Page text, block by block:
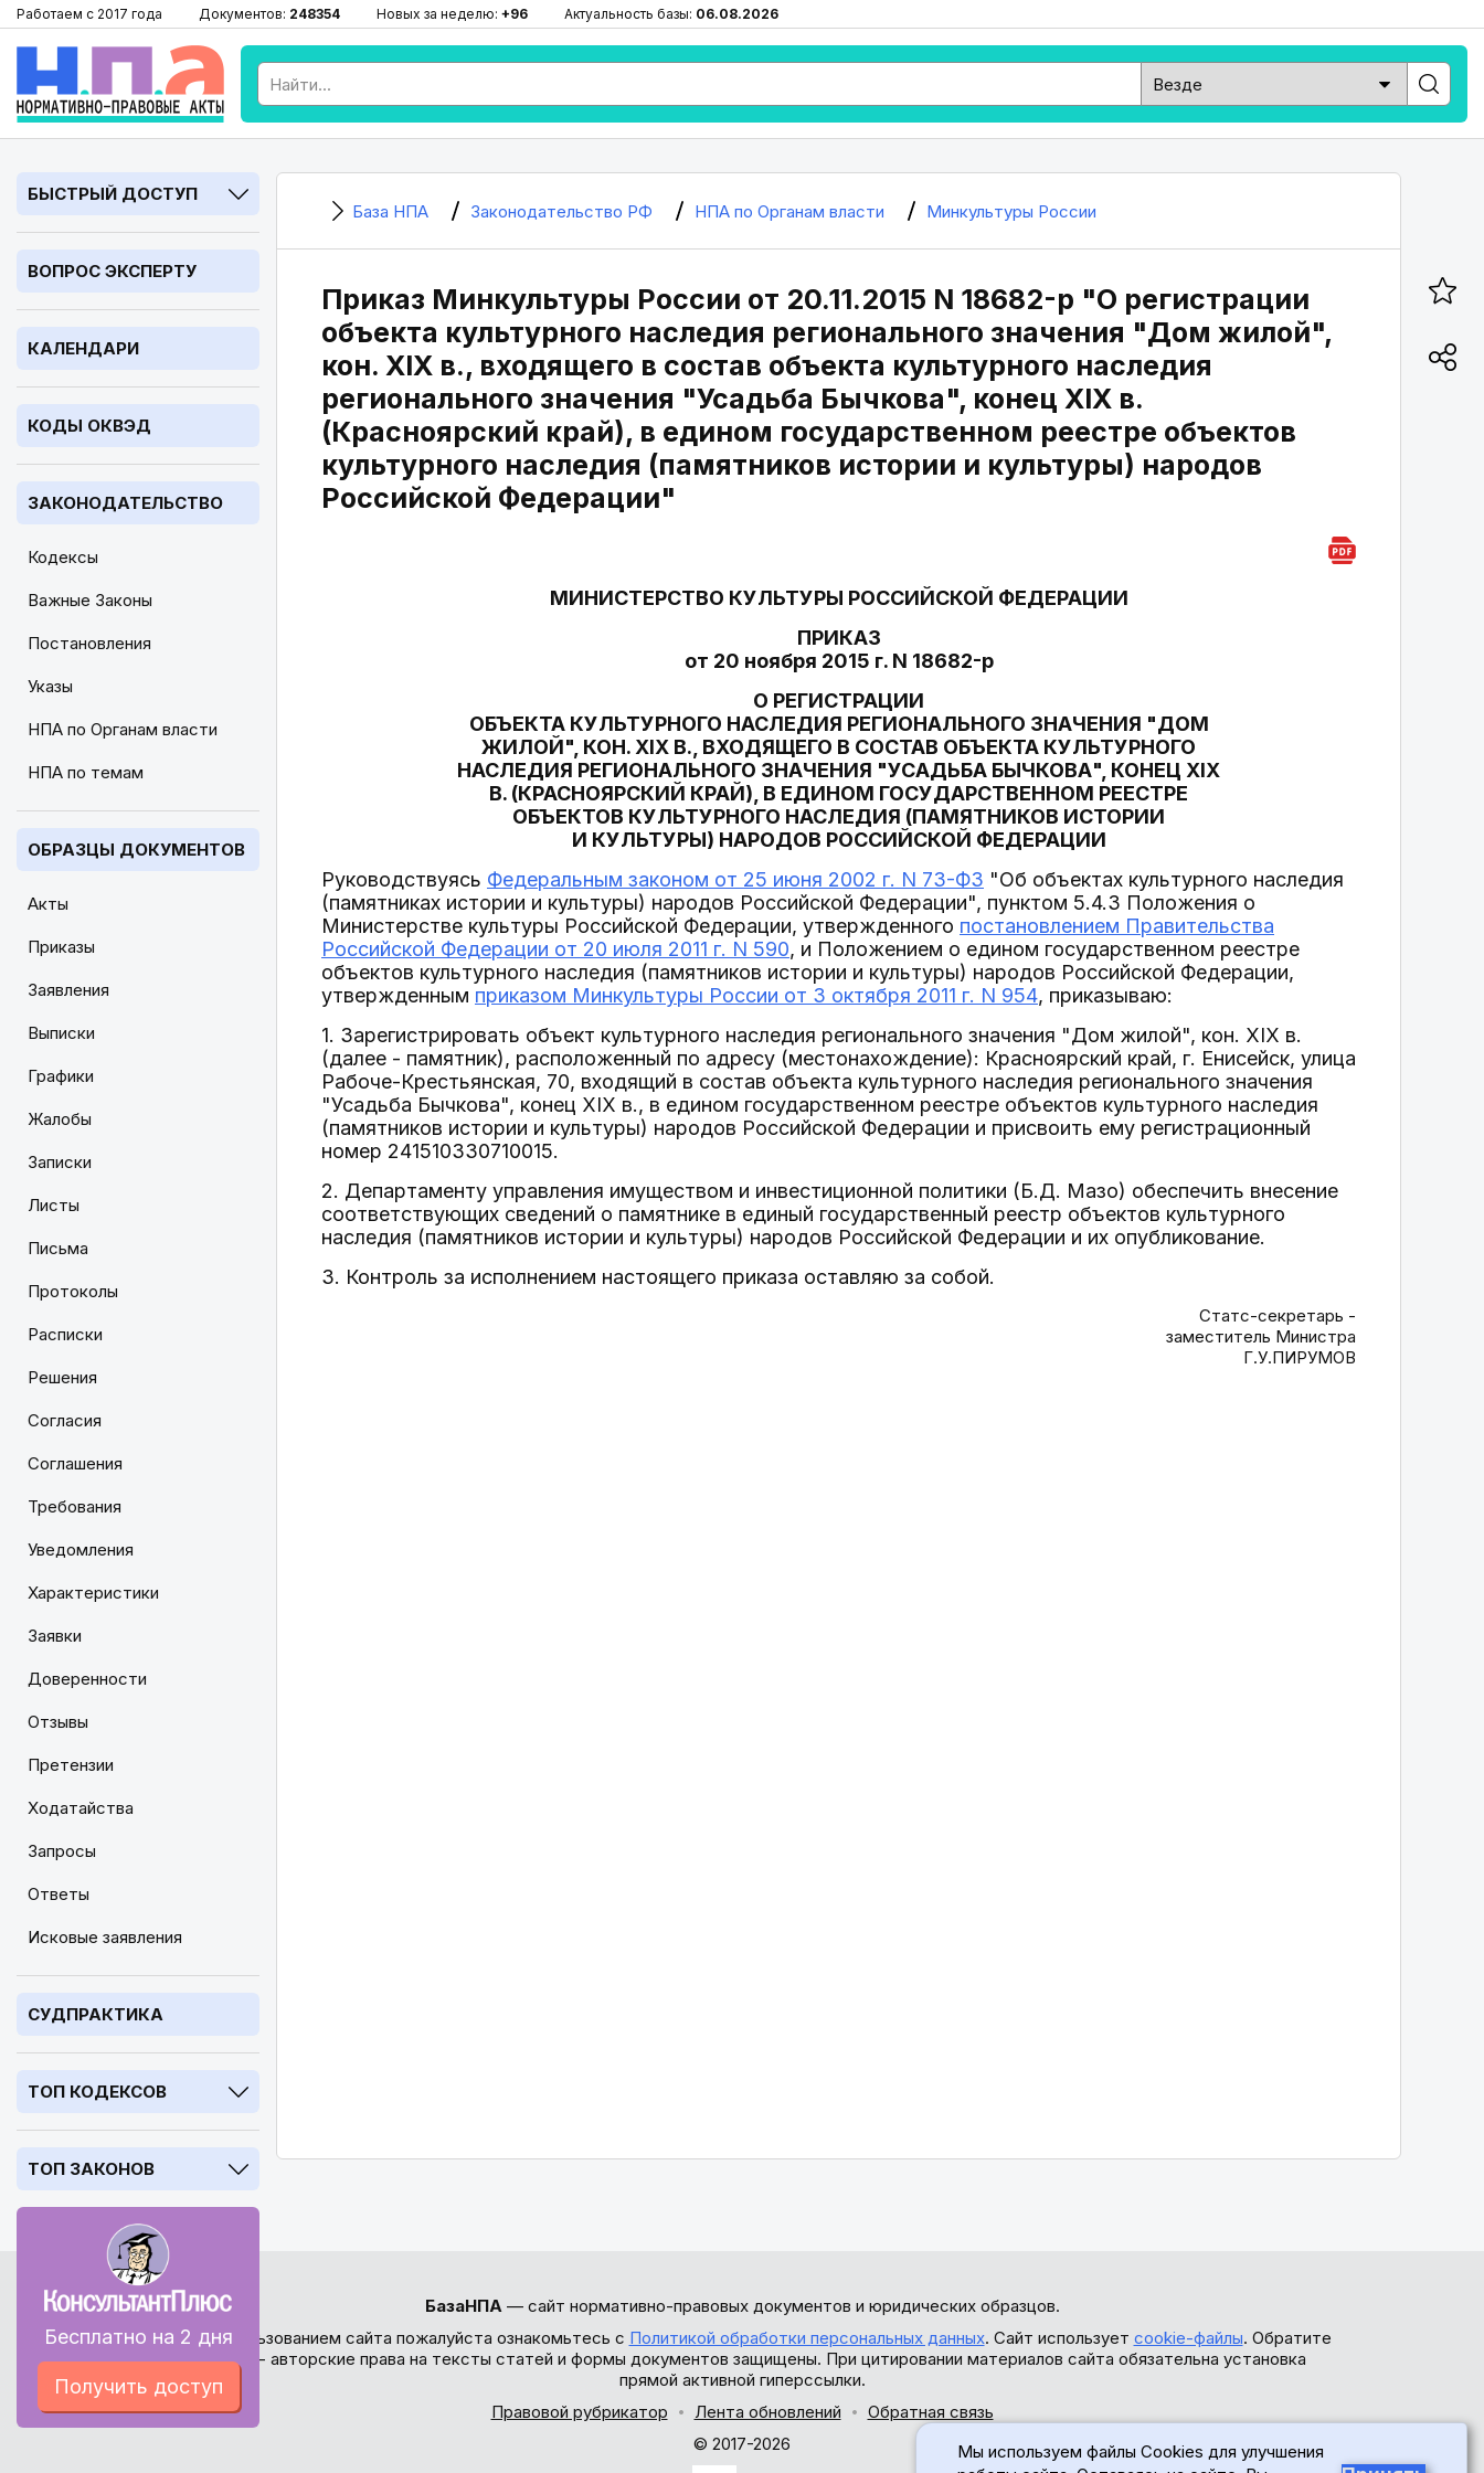
Работаем с 2017 года Документов: 248354 Новых за неделю: +96 Актуальность базы: 06.08.2026
БЫСТРЫЙ ДОСТУП
ВОПРОС ЭКСПЕРТУ
КАЛЕНДАРИ
КОДЫ ОКВЭД
ЗАКОНОДАТЕЛЬСТВО
Кодексы
Важные Законы
Постановления
Указы
НПА по Органам власти
НПА по темам
ОБРАЗЦЫ ДОКУМЕНТОВ
Акты
Приказы
Заявления
Выписки
Графики
Жалобы
Записки
Листы
Письма
Протоколы
Расписки
Решения
Согласия
Соглашения
Требования
Уведомления
Характеристики
Заявки
Доверенности
Отзывы
Претензии
Ходатайства
Запросы
Ответы
Исковые заявления
СУДПРАКТИКА
ТОП КОДЕКСОВ
ТОП ЗАКОНОВ
Бесплатно на 2 дня
Получить доступ
База НПА Законодательство РФ НПА по Органам власти Минкультуры России
Приказ Минкультуры России от 20.11.2015 N 18682-р "О регистрации
объекта культурного наследия регионального значения "Дом жилой",
кон. XIX в., входящего в состав объекта культурного наследия
регионального значения "Усадьба Бычкова", конец XIX в.
(Красноярский край), в едином государственном реестре объектов
культурного наследия (памятников истории и культуры) народов
Российской Федерации"
МИНИСТЕРСТВО КУЛЬТУРЫ РОССИЙСКОЙ ФЕДЕРАЦИИ
ПРИКАЗ
от 20 ноября 2015 г. N 18682-р
О РЕГИСТРАЦИИ
ОБЪЕКТА КУЛЬТУРНОГО НАСЛЕДИЯ РЕГИОНАЛЬНОГО ЗНАЧЕНИЯ "ДОМ
ЖИЛОЙ", КОН. XIX В., ВХОДЯЩЕГО В СОСТАВ ОБЪЕКТА КУЛЬТУРНОГО
НАСЛЕДИЯ РЕГИОНАЛЬНОГО ЗНАЧЕНИЯ "УСАДЬБА БЫЧКОВА", КОНЕЦ XIX
В. (КРАСНОЯРСКИЙ КРАЙ), В ЕДИНОМ ГОСУДАРСТВЕННОМ РЕЕСТРЕ
ОБЪЕКТОВ КУЛЬТУРНОГО НАСЛЕДИЯ (ПАМЯТНИКОВ ИСТОРИИ
И КУЛЬТУРЫ) НАРОДОВ РОССИЙСКОЙ ФЕДЕРАЦИИ
Руководствуясь Федеральным законом от 25 июня 2002 г. N 73-ФЗ "Об объектах культурного наследия
(памятниках истории и культуры) народов Российской Федерации", пунктом 5.4.3 Положения о
Министерстве культуры Российской Федерации, утвержденного постановлением Правительства
Российской Федерации от 20 июля 2011 г. N 590, и Положением о едином государственном реестре
объектов культурного наследия (памятников истории и культуры) народов Российской Федерации,
утвержденным приказом Минкультуры России от 3 октября 2011 г. N 954, приказываю:
1. Зарегистрировать объект культурного наследия регионального значения "Дом жилой", кон. XIX в.
(далее - памятник), расположенный по адресу (местонахождение): Красноярский край, г. Енисейск, улица
Рабоче-Крестьянская, 70, входящий в состав объекта культурного наследия регионального значения
"Усадьба Бычкова", конец XIX в., в едином государственном реестре объектов культурного наследия
(памятников истории и культуры) народов Российской Федерации и присвоить ему регистрационный
номер 241510330710015.
2. Департаменту управления имуществом и инвестиционной политики (Б.Д. Мазо) обеспечить внесение
соответствующих сведений о памятнике в единый государственный реестр объектов культурного
наследия (памятников истории и культуры) народов Российской Федерации и их опубликование.
3. Контроль за исполнением настоящего приказа оставляю за собой.
Статс-секретарь -
заместитель Министра
Г.У.ПИРУМОВ
БазаНПА— сайт нормативно-правовых документов и юридических образцов.
Перед использованием сайта пожалуйста ознакомьтесь с Политикой обработки персональных данных. Сайт использует cookie-файлы. Обратите
внимание - авторские права на тексты статей и формы документов защищены. При цитировании материалов сайта обязательна установка
прямой активной гиперссылки.
Правовой рубрикатор
Лента обновлений
Обратная связь
© 2017-2026
Мы используем файлы Cookies для улучшения